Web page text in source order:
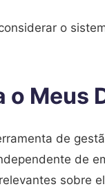
o
o Meus
de
de
sobre